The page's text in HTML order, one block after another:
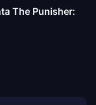
The Punisher: